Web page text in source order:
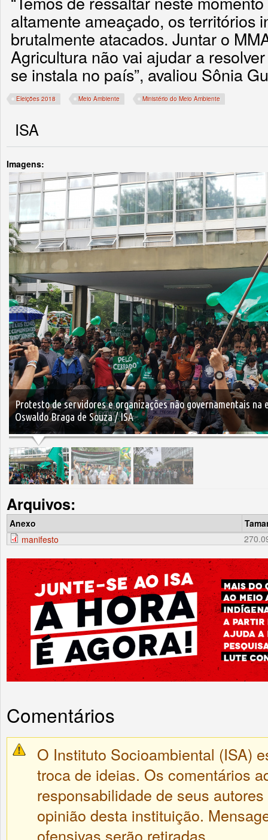
altamente ameaçado, os territórios
brutalmente atacados. Juntar o
Agricultura não vai ajudar a
se instala no país”, avaliou Sônia
Eleições 2018 Meio Ambiente Ministério do Meio Ambiente
ISA
Imagens:
Protesto de servidores e organizações não governamentais
Oswaldo Braga de Souza / ISA
Arquivos:
Anexo
manifesto
Comentários
O Instituto Socioambiental (ISA)
troca de ideias. Os comentários
responsabilidade de seus
opinião desta instituição.
ofensivas serão retiradas.